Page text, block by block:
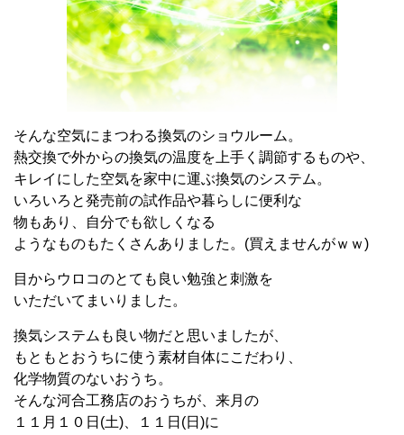
そんな空気にまつわる換気のショウルーム。
熱交換で外からの換気の温度を上手く調節するものや、
キレイにした空気を家中に運ぶ換気のシステム。
いろいろと発売前の試作品や暮らしに便利な
物もあり、自分でも欲しくなる
ようなものもたくさんありました。(買えませんがｗｗ)
目からウロコのとても良い勉強と刺激を
いただいてまいりました。
換気システムも良い物だと思いましたが、
もともとおうちに使う素材自体にこだわり、
化学物質のないおうち。
そんな河合工務店のおうちが、来月の
１１月１０日(土)、１１日(日)に